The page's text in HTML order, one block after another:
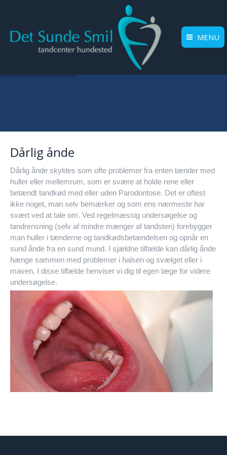
MENU
Dårlig ånde
Dårlig ånde skyldes som ofte problemer fra enten tænder med
huller eller mellemrum, som er svære at holde rene eller
betændt tandkød med eller uden Parodontose. Det er oftest
ikke noget, man selv bemærker og som ens nærmeste har
svært ved at tale om. Ved regelmæssig undersøgelse og
tandrensning (selv af mindre mænger af tandsten) forebygger
man huller i tænderne og tandkødsbetændelsen og opnår en
sund ånde fra en sund mund. I sjældne tilfælde kan dårlig ånde
hænge sammen med problemer i halsen og svælget eller i
maven. I disse tilfælde henviser vi dig til egen læge for videre
undersøgelse.